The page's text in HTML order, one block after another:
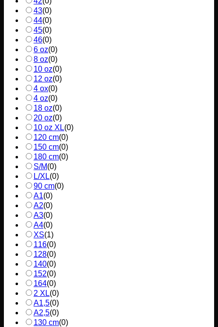
43(0)
44(0)
45(0)
46(0)
6 oz(0)
8 oz(0)
10 oz(0)
12 oz(0)
4 ox(0)
4 oz(0)
18 oz(0)
20 oz(0)
10 oz XL(0)
120 cm(0)
150 cm(0)
180 cm(0)
S/M(0)
L/XL(0)
90 cm(0)
A1(0)
A2(0)
A3(0)
A4(0)
XS(1)
116(0)
128(0)
140(0)
152(0)
164(0)
2 XL(0)
A1,5(0)
A2,5(0)
130 cm(0)